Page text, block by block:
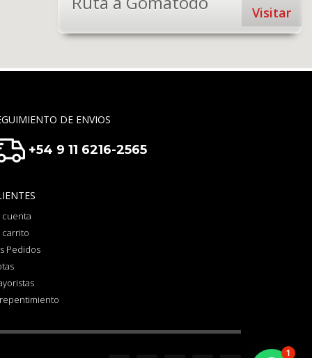
Visitar
DE ENVIOS
+54 9 11 6216-2565
cuenta
carrito
Pedidos
1